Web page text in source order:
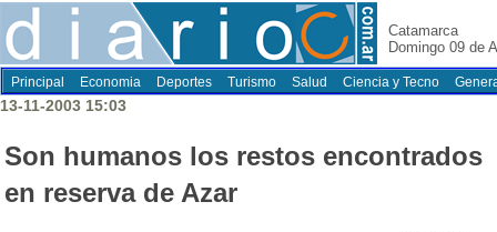
Catamarca
Domingo 09 de
Principal Economia Deportes Turismo Salud Ciencia y Tecno
13-11-2003 15:03
Son humanos los restos encontrados
en reserva de Azar